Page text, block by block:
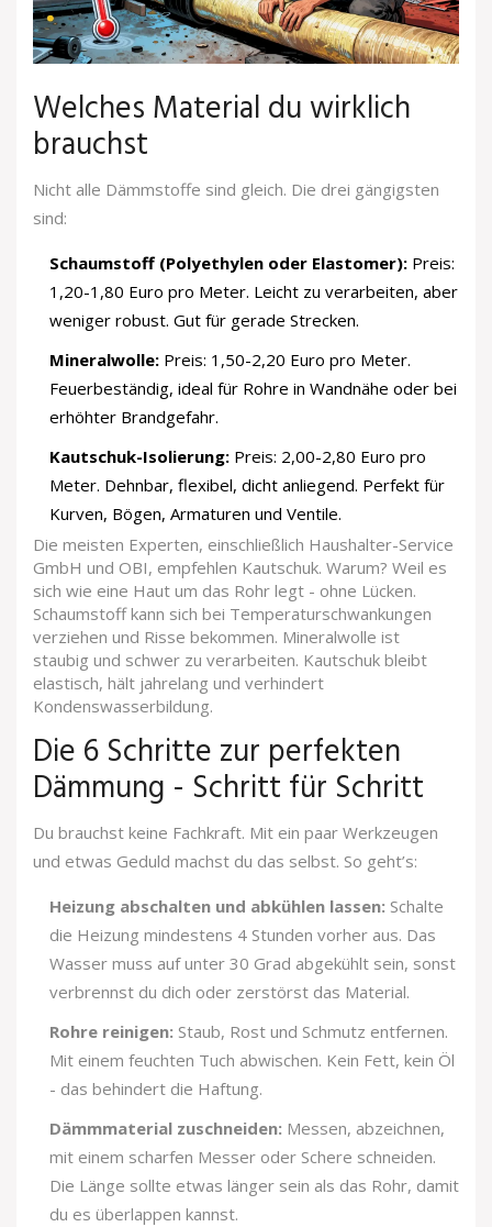
Welches Material du wirklich
brauchst
Nicht alle Dämmstoffe sind gleich. Die drei gängigsten
sind:
Schaumstoff (Polyethylen oder Elastomer): Preis:
1,20-1,80 Euro pro Meter. Leicht zu verarbeiten, aber
weniger robust. Gut für gerade Strecken.
Mineralwolle: Preis: 1,50-2,20 Euro pro Meter.
Feuerbeständig, ideal für Rohre in Wandnähe oder bei
erhöhter Brandgefahr.
Kautschuk-Isolierung: Preis: 2,00-2,80 Euro pro
Meter. Dehnbar, flexibel, dicht anliegend. Perfekt für
Kurven, Bögen, Armaturen und Ventile.
Die meisten Experten, einschließlich Haushalter-Service
GmbH und OBI, empfehlen Kautschuk. Warum? Weil es
sich wie eine Haut um das Rohr legt - ohne Lücken.
Schaumstoff kann sich bei Temperaturschwankungen
verziehen und Risse bekommen. Mineralwolle ist
staubig und schwer zu verarbeiten. Kautschuk bleibt
elastisch, hält jahrelang und verhindert
Kondenswasserbildung.
Die 6 Schritte zur perfekten
Dämmung - Schritt für Schritt
Du brauchst keine Fachkraft. Mit ein paar Werkzeugen
und etwas Geduld machst du das selbst. So geht’s:
Heizung abschalten und abkühlen lassen: Schalte
die Heizung mindestens 4 Stunden vorher aus. Das
Wasser muss auf unter 30 Grad abgekühlt sein, sonst
verbrennst du dich oder zerstörst das Material.
Rohre reinigen: Staub, Rost und Schmutz entfernen.
Mit einem feuchten Tuch abwischen. Kein Fett, kein Öl
- das behindert die Haftung.
Dämmmaterial zuschneiden: Messen, abzeichnen,
mit einem scharfen Messer oder Schere schneiden.
Die Länge sollte etwas länger sein als das Rohr, damit
du es überlappen kannst.